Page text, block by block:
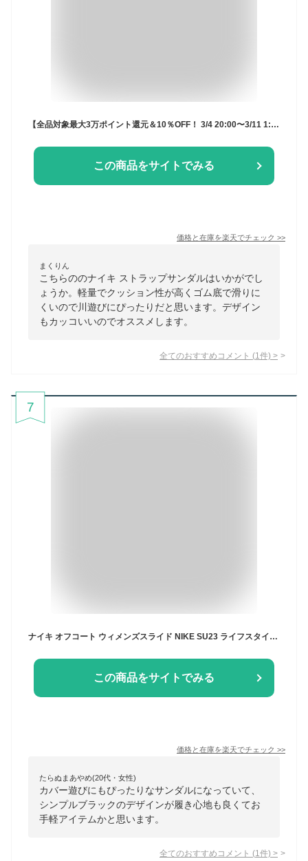
【全品対象最大3万ポイント還元＆10％OFF！ 3/4 20:00〜3/11 1:59】ナイキ ストラップサンダル メンズ ビスタサンダル DJ6605-001 NIKE スポーツサンダル アウトドアサンダル 川遊び
この商品をサイトでみる
価格と在庫を楽天でチェック >>
まくりん
こちらののナイキ ストラップサンダルはいかがでし
ょうか。軽量でクッション性が高くゴム底で滑りに
くいので川遊びにぴったりだと思います。デザイン
もカッコいいのでオススメします。
全てのおすすめコメント (1 件) >
7
ナイキ オフコート ウィメンズスライド NIKE SU23 ライフスタイル Sportswear スポーツ サンダル レディース 黒 ブラック 靴 bq4632-011 アウトドア シューズ 川遊び
この商品をサイトでみる
価格と在庫を楽天でチェック >>
たらぬまあやめ(20代・女性)
カバー遊びにもぴったりなサンダルになっていて、
シンプルブラックのデザインが履き心地も良くてお
手軽アイテムかと思います。
全てのおすすめコメント (1 件) >